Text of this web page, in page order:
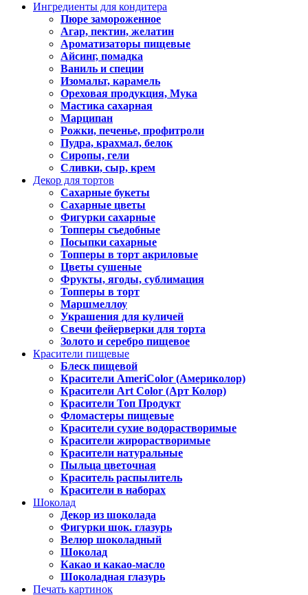
Ингредиенты для кондитера
Пюре замороженное
Агар, пектин, желатин
Ароматизаторы пищевые
Айсинг, помадка
Ваниль и специи
Изомальт, карамель
Ореховая продукция, Мука
Мастика сахарная
Марципан
Рожки, печенье, профитроли
Пудра, крахмал, белок
Сиропы, гели
Сливки, сыр, крем
Декор для тортов
Сахарные букеты
Сахарные цветы
Фигурки сахарные
Топперы съедобные
Посыпки сахарные
Топперы в торт акриловые
Цветы сушеные
Фрукты, ягоды, сублимация
Топперы в торт
Маршмеллоу
Украшения для куличей
Свечи фейерверки для торта
Золото и серебро пищевое
Красители пищевые
Блеск пищевой
Красители AmeriColor (Америколор)
Красители Art Color (Арт Колор)
Красители Топ Продукт
Фломастеры пищевые
Красители сухие водорастворимые
Красители жирорастворимые
Красители натуральные
Пыльца цветочная
Краситель распылитель
Красители в наборах
Шоколад
Декор из шоколада
Фигурки шок. глазурь
Велюр шоколадный
Шоколад
Какао и какао-масло
Шоколадная глазурь
Печать картинок